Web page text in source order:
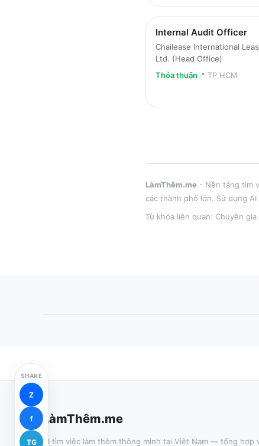
Internal Audit Officer
Chailease International
Ltd. (Head Office)
Thỏa thuận 📍 TP.HCM
LàmThêm.me - Nền tảng tìm
các thành phố lớn. Sử dụng
Từ khóa liên quan: Chuyên
SHARE
Z
f
TG
LàmThêm.me
AI tìm việc làm thêm thông minh tại Việt Nam — tổng hợp